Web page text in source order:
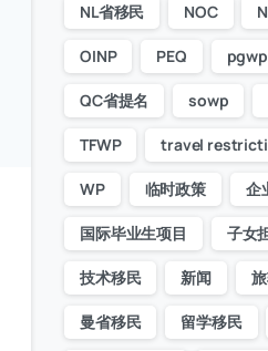
NL省移民 NOC
OINP PEQ pgwp
QC省提名 sowp
TFWP travel
WP 临时政策 企
国际毕业生项目 子女
技术移民 新闻
曼省移民 留学移民